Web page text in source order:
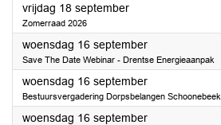
vrijdag 18 september2026
Zomerraad 2026
woensdag 16 september2026
Save The Date Webinar - Drentse Energieaanpak
woensdag 16 september2026
Bestuursvergadering Dorpsbelangen Schoonebeek
woensdag 16 september2026